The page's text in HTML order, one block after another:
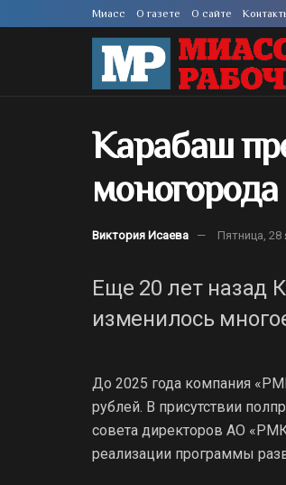
Миасс О газете О сайте
Карабаш
Виктория Исаева Пятница, 28
Еще 20 лет назад
изменилось
До 2025 года компания
рублей. В присутствии
совета директоров АО
реализации программы